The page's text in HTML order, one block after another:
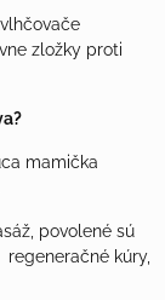
zložky proti
mamička
povolené sú
kúry,